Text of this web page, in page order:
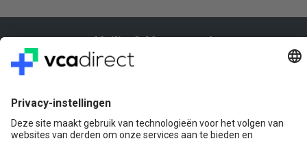
Veilig & Vertrouwd
+31(0)85 0719 500
of stuur ons een e-mail